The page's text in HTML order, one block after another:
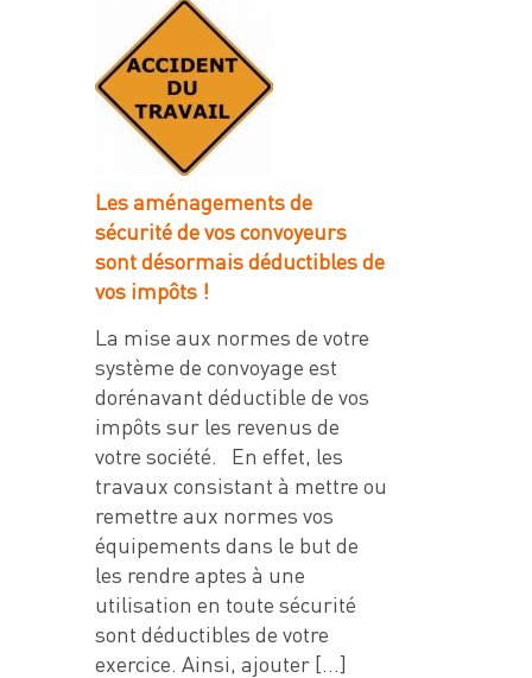
Les aménagements de
sécurité de vos convoyeurs
sont désormais déductibles de
vos impôts !
La mise aux normes de votre
système de convoyage est
dorénavant déductible de vos
impôts sur les revenus de
votre société. En effet, les
travaux consistant à mettre ou
remettre aux normes vos
équipements dans le but de
les rendre aptes à une
utilisation en toute sécurité
sont déductibles de votre
exercice. Ainsi, ajouter […]